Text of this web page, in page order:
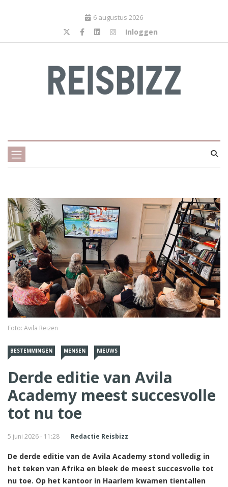
6 augustus 2026
Inloggen
Foto: Avila Reizen
BESTEMMINGEN MENSEN NIEUWS
Derde editie van Avila
Academy meest succesvolle
tot nu toe
5 juni 2026 - 11:28 Redactie Reisbizz
De derde editie van de Avila Academy stond volledig in
het teken van Afrika en bleek de meest succesvolle tot
nu toe. Op het kantoor in Haarlem kwamen tientallen